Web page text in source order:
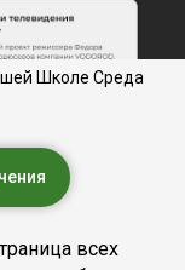
Школе Среда
всех